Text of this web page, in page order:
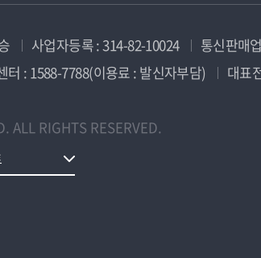
사업자등록 : 314-82-10024
통신판매
터 : 1588-7788(이용료 : 발신자부담)
대표
ALL RIGHTS RESERVED.